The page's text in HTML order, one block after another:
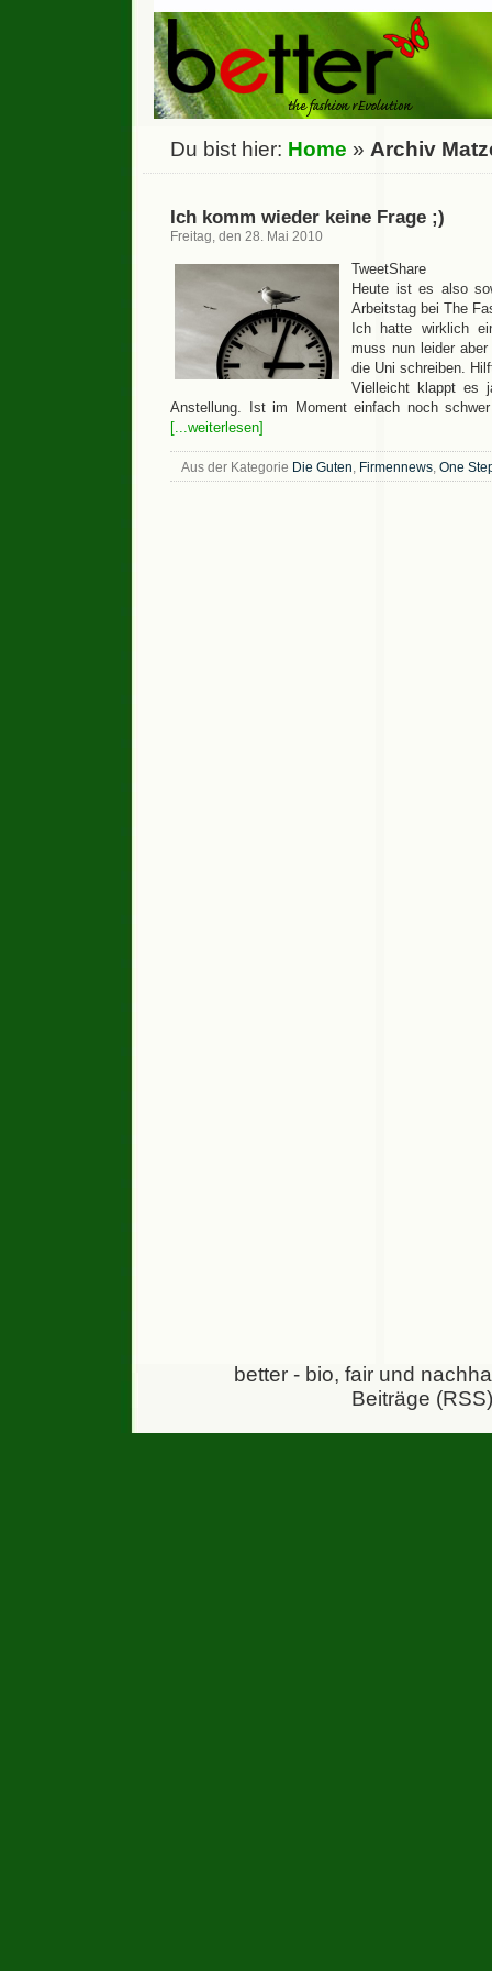
Du bist hier: Home » Archiv
Ich komm wieder keine Frage ;)
Freitag, den 28. Mai 2010
TweetShare
Heute ist es also
Arbeitstag bei The
Ich hatte wirklich
muss nun leider
die Uni schreiben.
Vielleicht klappt es
Anstellung. Ist im Moment einfach noch
[...weiterlesen]
Aus der Kategorie Die Guten, Firmennews, One
better - bio, fair und
Beiträge (RSS)